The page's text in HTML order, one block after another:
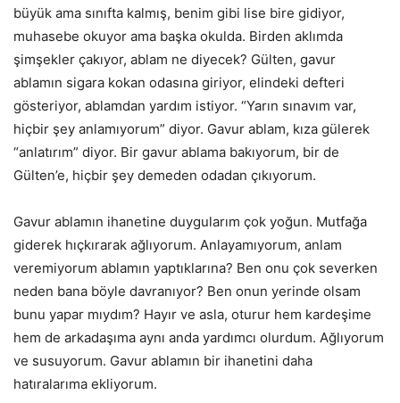
büyük ama sınıfta kalmış, benim gibi lise bire gidiyor,
muhasebe okuyor ama başka okulda. Birden aklımda
şimşekler çakıyor, ablam ne diyecek? Gülten, gavur
ablamın sigara kokan odasına giriyor, elindeki defteri
gösteriyor, ablamdan yardım istiyor. “Yarın sınavım var,
hiçbir şey anlamıyorum” diyor. Gavur ablam, kıza gülerek
“anlatırım” diyor. Bir gavur ablama bakıyorum, bir de
Gülten’e, hiçbir şey demeden odadan çıkıyorum.
Gavur ablamın ihanetine duygularım çok yoğun. Mutfağa
giderek hıçkırarak ağlıyorum. Anlayamıyorum, anlam
veremiyorum ablamın yaptıklarına? Ben onu çok severken
neden bana böyle davranıyor? Ben onun yerinde olsam
bunu yapar mıydım? Hayır ve asla, oturur hem kardeşime
hem de arkadaşıma aynı anda yardımcı olurdum. Ağlıyorum
ve susuyorum. Gavur ablamın bir ihanetini daha
hatıralarıma ekliyorum.